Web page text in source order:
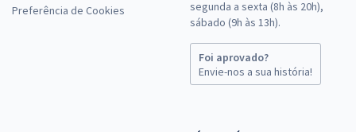
Preferência de Cookies
segunda a sexta (8h às 20h),
sábado (9h às 13h).
Foi aprovado?
Envie-nos a sua história!